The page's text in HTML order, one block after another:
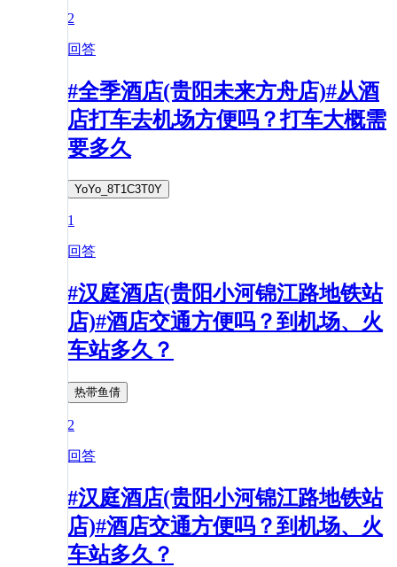
2
回答
#全季酒店(贵阳未来方舟店)#从酒
店打车去机场方便吗？打车大概需
要多久
YoYo_8T1C3T0Y
1
回答
#汉庭酒店(贵阳小河锦江路地铁站
店)#酒店交通方便吗？到机场、火
车站多久？
热带鱼倩
2
回答
#汉庭酒店(贵阳小河锦江路地铁站
店)#酒店交通方便吗？到机场、火
车站多久？